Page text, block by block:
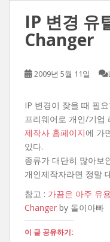
IP 변경 유
Changer
2009년 5월 11일
IP 변경이 잦을 때 필
프리웨어로 개인/기업
제작사 홈페이지에 가
있다.
종류가 대단히 많아보
개인제작자라면 정말
참고 : 가끔은 아주 유
Changer by 돌이아빠
이 글 공유하기: